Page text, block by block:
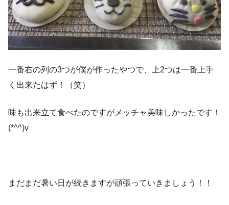
一番右の列の3つが僕が作ったやつで、上2つは一番上手
く出来たはず！（笑）
味も出来立て食べたのですがメッチャ美味しかったです！
(*^^)v
まだまだ暑い日が続きますが頑張っていきましょう！！